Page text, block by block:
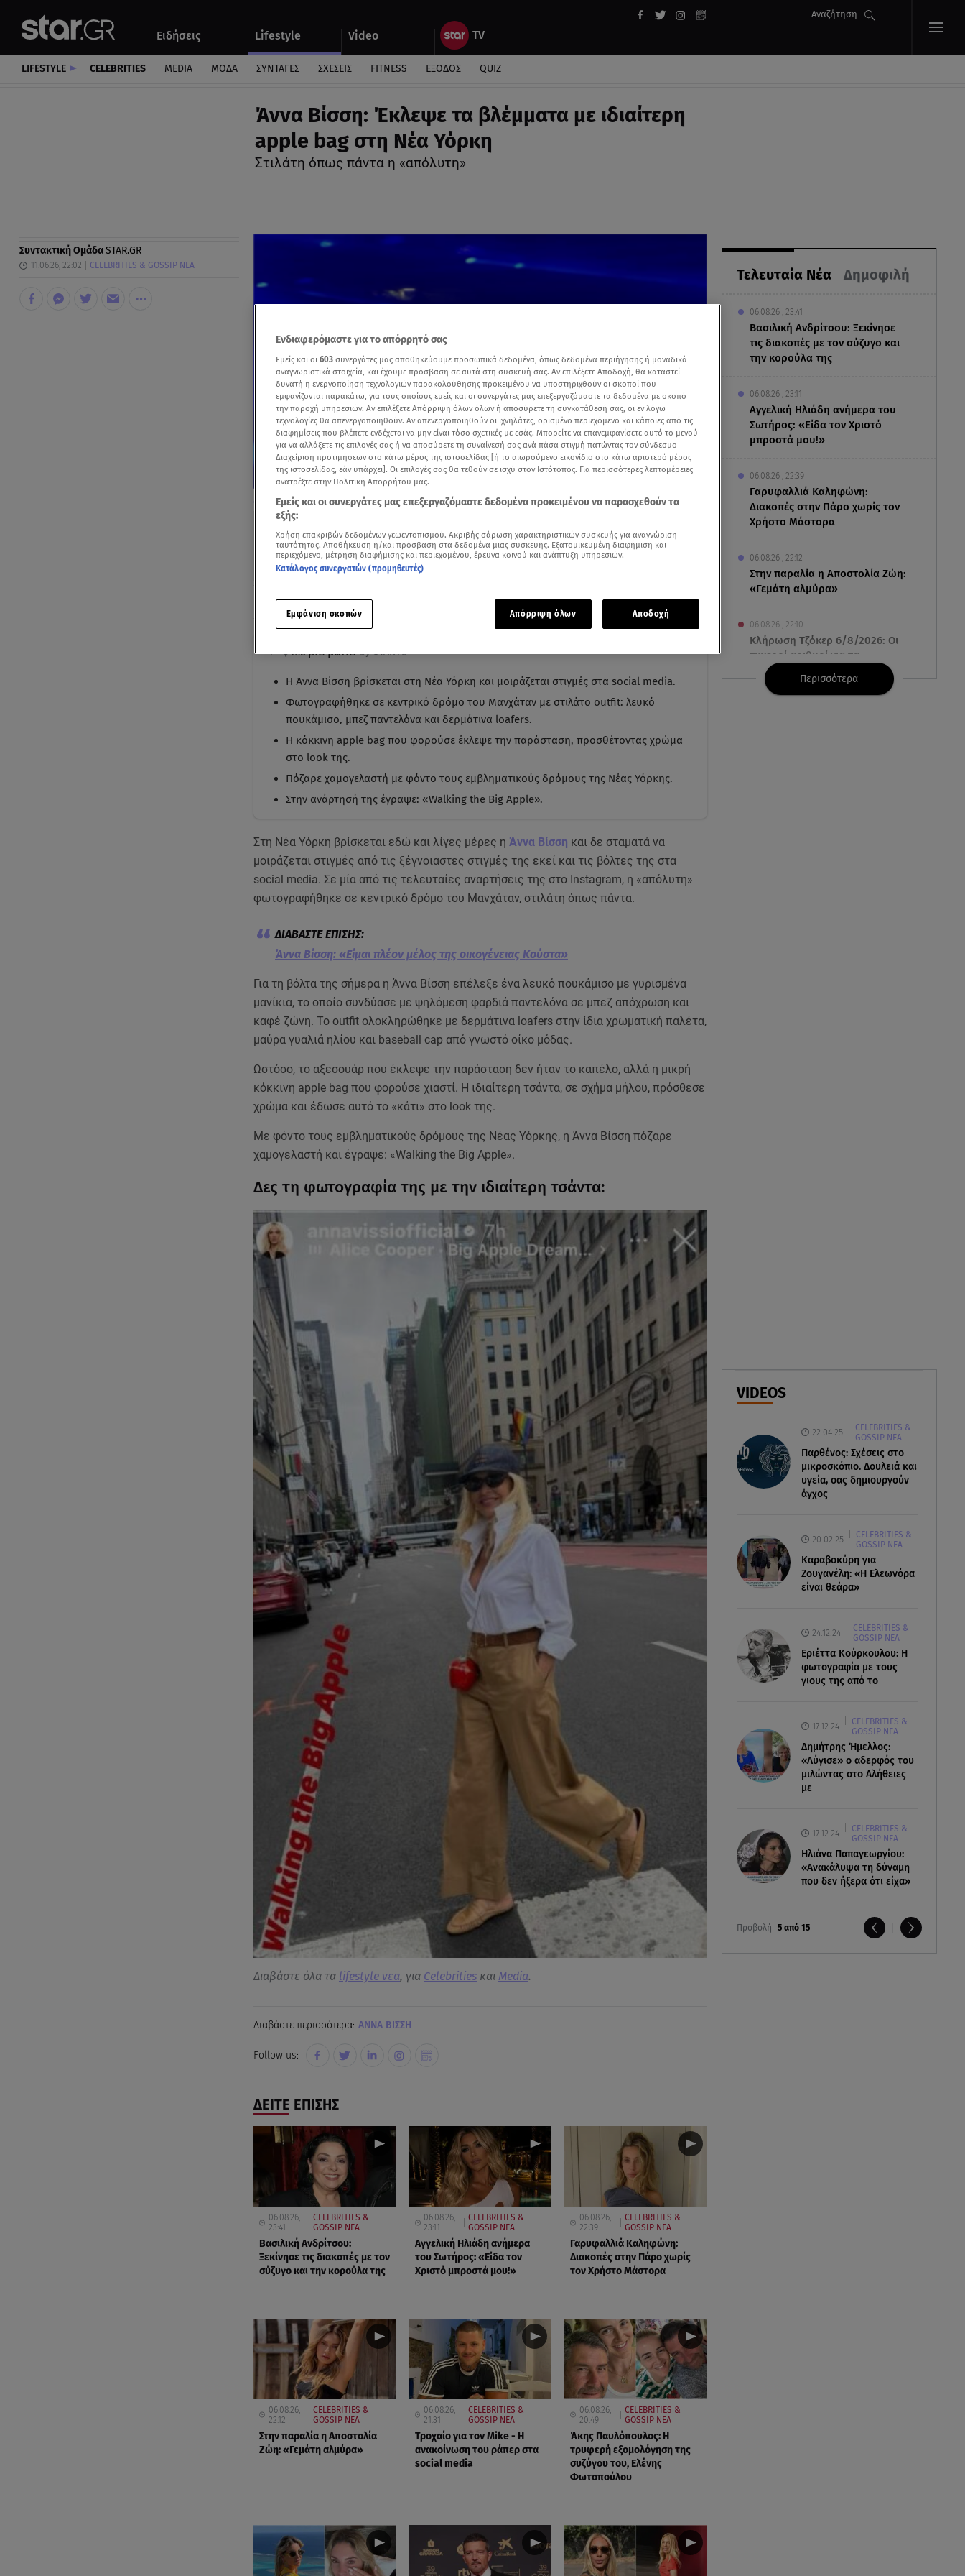
Ειδήσεις Lifestyle Video
Αναζήτηση
Αυτοκίνητο
LIFESTYLE CELEBRITIES MEDIA ΜΟΔΑ ΣΥΝΤΑΓΕΣ ΣΧΕΣΕΙΣ FITNESS ΕΞΟΔΟΣ QUIZ
Άννα Βίσση: Έκλεψε τα βλέμματα με ιδιαίτερη
apple bag στη Νέα Υόρκη
Στιλάτη όπως πάντα η «απόλυτη»
Τελευταία Νέα Δημοφιλή
06.08.26 , 23:41
Βασιλική Ανδρίτσου: Ξεκίνησε
τις διακοπές με τον σύζυγο και
την κορούλα της
06.08.26 , 23:11
Αγγελική Ηλιάδη ανήμερα του
Σωτήρος: «Είδα τον Χριστό
μπροστά μου!»
06.08.26 , 22:39
Γαρυφαλλιά Καληφώνη:
Διακοπές στην Πάρο χωρίς τον
Χρήστο Μάστορα
06.08.26 , 22:12
Στην παραλία η Αποστολία Ζώη:
«Γεμάτη αλμύρα»
06.08.26 , 22:10
Κλήρωση Τζόκερ 6/8/2026: Οι
τυχεροί αριθμοί για τα
2.500.000 ευρώ
διάσωση 15χρονης από
δύσβατο φαράγγι
06.08.26 , 19:44
Πότε δεν επιβάλλεται φόρος
κληρονομιάς σε τραπεζικές
καταθέσεις
Περισσότερα
VIDEOS
22.04.25
CELEBRITIES &
GOSSIP ΝΕΑ
Παρθένος: Σχέσεις στο
μικροσκόπιο. Δουλειά και
υγεία, σας δημιουργούν
άγχος
20.02.25
CELEBRITIES &
GOSSIP ΝΕΑ
Καραβοκύρη για
Ζουγανέλη: «Η Ελεωνόρα
είναι θεάρα»
24.12.24
CELEBRITIES &
GOSSIP ΝΕΑ
Εριέττα Κούρκουλου: Η
φωτογραφία με τους
γιους της από το
17.12.24
CELEBRITIES &
GOSSIP ΝΕΑ
Δημήτρης Ήμελλος:
«Λύγισε» ο αδερφός του
μιλώντας στο Αλήθειες
με
17.12.24
CELEBRITIES &
GOSSIP ΝΕΑ
Ηλιάνα Παπαγεωργίου:
«Ανακάλυψα τη δύναμη
που δεν ήξερα ότι είχα»
Προβολή 5 από 15
Συντακτική ΟμάδαSTAR.GR
11.06.26, 22:02 CELEBRITIES & GOSSIP ΝΕΑ
Η pop τραγουδίστρια αποθεώθηκε στο πάρτι της Ναυτιλιακής του Γιάννη Κούστα
Add star.gr on Google
Ακούστε το άρθρο1:00
Με μια ματιά-by STAR AI
Η Άννα Βίσση βρίσκεται στη Νέα Υόρκη και μοιράζεται στιγμές στα social media.
Φωτογραφήθηκε σε κεντρικό δρόμο του Μανχάταν με στιλάτο outfit: λευκό
πουκάμισο, μπεζ παντελόνα και δερμάτινα loafers.
Η κόκκινη apple bag που φορούσε έκλεψε την παράσταση, προσθέτοντας χρώμα
στο look της.
Πόζαρε χαμογελαστή με φόντο τους εμβληματικούς δρόμους της Νέας Υόρκης.
Στην ανάρτησή της έγραψε: «Walking the Big Apple».
Στη Νέα Υόρκη βρίσκεται εδώ και λίγες μέρες η Άννα Βίσση και δε σταματά να
μοιράζεται στιγμές από τις ξέγνοιαστες στιγμές της εκεί και τις βόλτες της στα
social media. Σε μία από τις τελευταίες αναρτήσεις της στο Instagram, η «απόλυτη»
φωτογραφήθηκε σε κεντρικό δρόμο του Μανχάταν, στιλάτη όπως πάντα.
Άννα Βίσση: «Είμαι πλέον μέλος της οικογένειας Κούστα»
Για τη βόλτα της σήμερα η Άννα Βίσση επέλεξε ένα λευκό πουκάμισο με γυρισμένα
μανίκια, το οποίο συνδύασε με ψηλόμεση φαρδιά παντελόνα σε μπεζ απόχρωση και
καφέ ζώνη. Το outfit ολοκληρώθηκε με δερμάτινα loafers στην ίδια χρωματική παλέτα,
μαύρα γυαλιά ηλίου και baseball cap από γνωστό οίκο μόδας.
Ωστόσο, το αξεσουάρ που έκλεψε την παράσταση δεν ήταν το καπέλο, αλλά η μικρή
κόκκινη apple bag που φορούσε χιαστί. Η ιδιαίτερη τσάντα, σε σχήμα μήλου, πρόσθεσε
χρώμα και έδωσε αυτό το «κάτι» στο look της.
Με φόντο τους εμβληματικούς δρόμους της Νέας Υόρκης, η Άννα Βίσση πόζαρε
χαμογελαστή και έγραψε: «Walking the Big Apple».
Δες τη φωτογραφία της με την ιδιαίτερη τσάντα:
Διαβάστε όλα τα lifestyle νεα, για Celebritiesκαι Media.
Διαβάστε περισσότερα: ΑΝΝΑ ΒΙΣΣΗ
Follow us:
ΔΕΙΤΕ ΕΠΙΣΗΣ
06.08.26,
23:41
CELEBRITIES &
GOSSIP ΝΕΑ
Βασιλική Ανδρίτσου:
Ξεκίνησε τις διακοπές με τον
σύζυγο και την κορούλα της
06.08.26,
23:11
CELEBRITIES &
GOSSIP ΝΕΑ
Αγγελική Ηλιάδη ανήμερα
του Σωτήρος: «Είδα τον
Χριστό μπροστά μου!»
06.08.26,
22:39
CELEBRITIES &
GOSSIP ΝΕΑ
Γαρυφαλλιά Καληφώνη:
Διακοπές στην Πάρο χωρίς
τον Χρήστο Μάστορα
06.08.26,
22:12
CELEBRITIES &
GOSSIP ΝΕΑ
Στην παραλία η Αποστολία
Ζώη: «Γεμάτη αλμύρα»
06.08.26,
21:31
CELEBRITIES &
GOSSIP ΝΕΑ
Τροχαίο για τον Mike - Η
ανακοίνωση του ράπερ στα
social media
06.08.26,
20:49
CELEBRITIES &
GOSSIP ΝΕΑ
Άκης Παυλόπουλος: Η
τρυφερή εξομολόγηση της
συζύγου του, Ελένης
Φωτοπούλου
Ενδιαφερόμαστε για το απόρρητό σας
Εμείς και οι 603 συνεργάτες μας αποθηκεύουμε προσωπικά δεδομένα, όπως δεδομένα περιήγησης ή μοναδικά
αναγνωριστικά στοιχεία, και έχουμε πρόσβαση σε αυτά στη συσκευή σας. Αν επιλέξετε Αποδοχή, θα καταστεί
δυνατή η ενεργοποίηση τεχνολογιών παρακολούθησης προκειμένου να υποστηριχθούν οι σκοποί που
εμφανίζονται παρακάτω, για τους οποίους εμείς και οι συνεργάτες μας επεξεργαζόμαστε τα δεδομένα με σκοπό
την παροχή υπηρεσιών. Αν επιλέξετε Απόρριψη όλων όλων ή αποσύρετε τη συγκατάθεσή σας, οι εν λόγω
τεχνολογίες θα απενεργοποιηθούν. Αν απενεργοποιηθούν οι ιχνηλάτες, ορισμένο περιεχόμενο και κάποιες από τις
διαφημίσεις που βλέπετε ενδέχεται να μην είναι τόσο σχετικές με εσάς. Μπορείτε να επανεμφανίσετε αυτό το μενού
για να αλλάξετε τις επιλογές σας ή να αποσύρετε τη συναίνεσή σας ανά πάσα στιγμή πατώντας τον σύνδεσμο
Διαχείριση προτιμήσεων στο κάτω μέρος της ιστοσελίδας [ή το αιωρούμενο εικονίδιο στο κάτω αριστερό μέρος
της ιστοσελίδας, εάν υπάρχει]. Οι επιλογές σας θα τεθούν σε ισχύ στον Ιστότοπος. Για περισσότερες λεπτομέρειες
ανατρέξτε στην Πολιτική Απορρήτου μας.
Εμείς και οι συνεργάτες μας επεξεργαζόμαστε δεδομένα προκειμένου να παρασχεθούν τα
εξής:
Χρήση επακριβών δεδομένων γεωεντοπισμού. Ακριβής σάρωση χαρακτηριστικών συσκευής για αναγνώριση
ταυτότητας. Αποθήκευση ή/και πρόσβαση στα δεδομένα μιας συσκευής. Εξατομικευμένη διαφήμιση και
περιεχόμενο, μέτρηση διαφήμισης και περιεχομένου, έρευνα κοινού και ανάπτυξη υπηρεσιών.
Κατάλογος συνεργατών (προμηθευτές)
Εμφάνιση σκοπών Απόρριψη όλων Αποδοχή